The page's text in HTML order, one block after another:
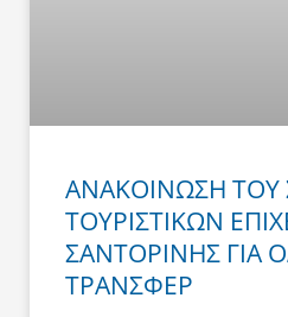
ΑΝΑΚΟΙΝΩΣΗ
ΤΟΥΡΙΣΤΙΚΩΝ
ΣΑΝΤΟΡΙΝΗΣ ΓΙΑ
ΤΡΑΝΣΦΕΡ